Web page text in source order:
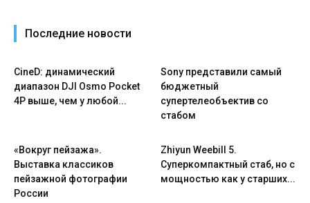
Последние новости
CineD: динамический
диапазон DJI Osmo Pocket
4P выше, чем у любой...
Sony представили самый
бюджетный
супертелеобъектив со
стабом
«Вокруг пейзажа».
Выставка классиков
пейзажной фотографии
России
Zhiyun Weebill 5.
Cуперкомпактный стаб, но с
мощностью как у старших...